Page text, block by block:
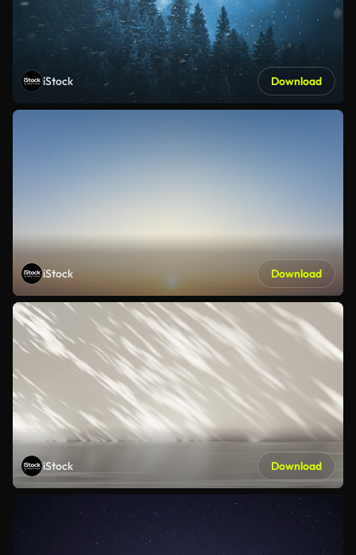
iStock Download
iStock Download
iStock Download